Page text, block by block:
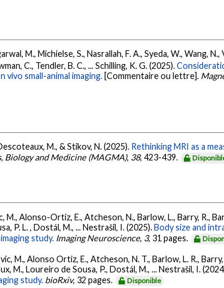
M., Michielse, S., Nasrallah, F. A., Syeda, W., Wang,
C., Tendler, B. C., ... Schilling, K. G. (2025).
small-animal imaging. [Commentaire ou lettre].
M., & Stikov, N. (2025). Rethinking MRI as a
Biology and Medicine (MAGMA), 38, 423-439.
M., Alonso-Ortiz, E., Atcheson, N., Barlow, L., Barry, R.,
P. L. , Dostál, M., ... Nestrašil, I. (2025).Body size and
study. Imaging Neuroscience, 3, 31 pages.
M., Alonso Ortiz, E., Atcheson, N. T., Barlow, L. R.,
M., Loureiro de Sousa, P., Dostál, M., ... Nestrašil, I.
study. bioRxiv, 32 pages. Disponible